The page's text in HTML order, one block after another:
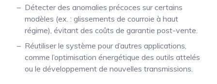
Détecter des anomalies précoces sur certains
modèles (ex. : glissements de courroie à haut
régime), évitant des coûts de garantie post-vente.
Réutiliser le système pour d’autres applications,
comme l’optimisation énergétique des outils attelés
ou le développement de nouvelles transmissions.